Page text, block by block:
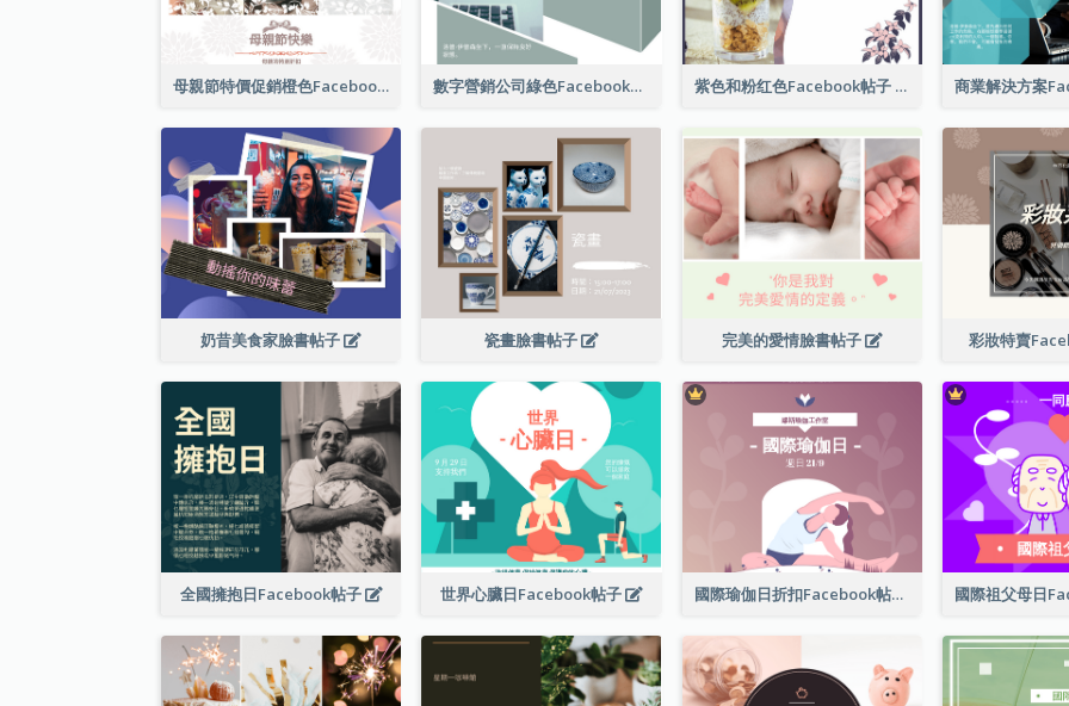
母親節特價促銷橙色Facebook帖子 數字營銷公司綠色Facebook帖子 紫色和粉红色Facebook帖子
奶昔美食家臉書帖子 瓷畫臉書帖子 完美的愛情臉書帖子 彩妝特賣
全國擁抱日Facebook帖子 世界心臟日Facebook帖子 國際瑜伽日折扣Facebook帖子